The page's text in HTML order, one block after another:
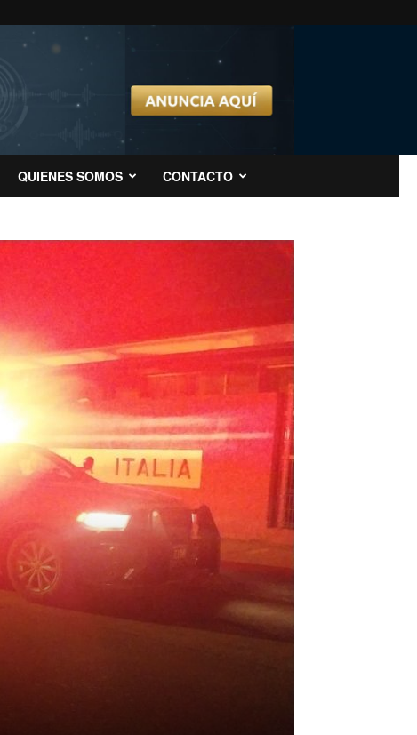
QUIENES SOMOS CONTACTO